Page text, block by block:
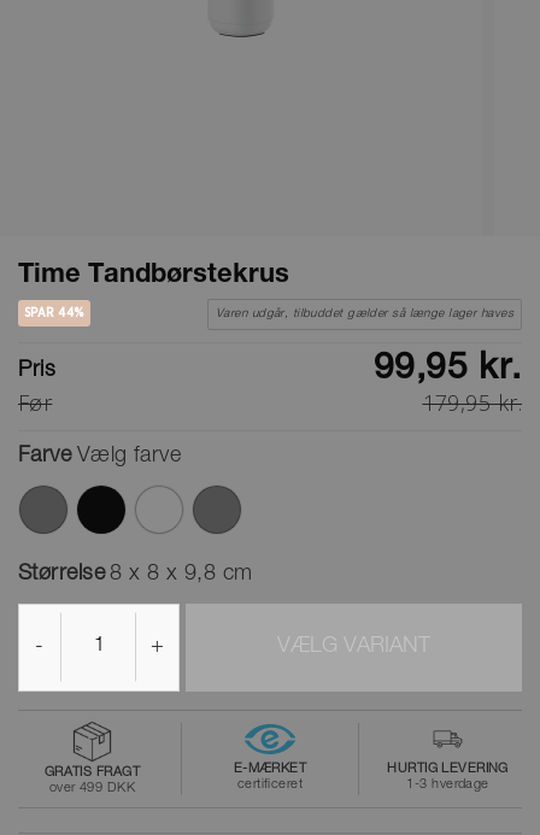
Time Tandbørstekrus
SPAR 44% Varen udgår, tilbuddet gælder så længe lager haves
Pris 99,95 kr.
Før 179,95 kr.
Farve Vælg farve
Størrelse 8 x 8 x 9,8 cm
- + VÆLG VARIANT
GRATIS FRAGT
over 499 DKK
E-MÆRKET
certificeret
HURTIG LEVERING
1-3 hverdage